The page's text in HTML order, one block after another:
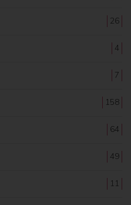
26
4
7
158
64
49
11